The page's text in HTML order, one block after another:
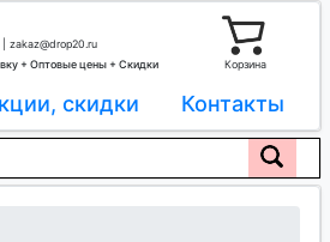
zakaz@drop20.ru
+ Оптовые цены + Скидки
Корзина
скидки Контакты